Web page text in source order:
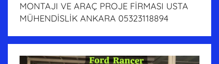
MONTAJI VE ARAÇ PROJE FİRMASI USTA
MÜHENDİSLİK ANKARA 05323118894